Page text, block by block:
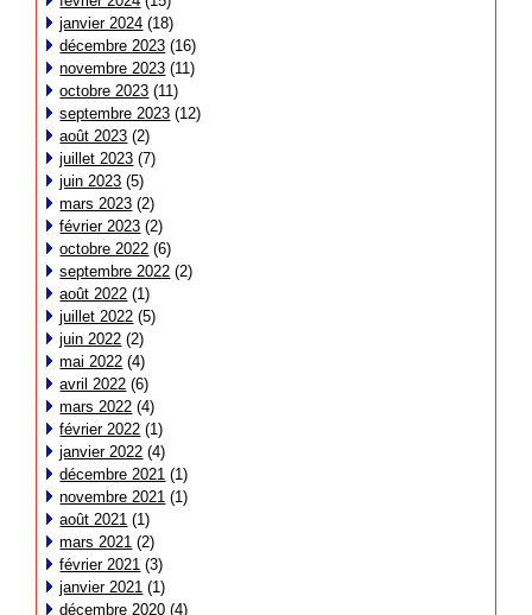
janvier 2024 (18)
décembre 2023 (16)
novembre 2023 (11)
octobre 2023 (11)
septembre 2023 (12)
août 2023 (2)
juillet 2023 (7)
juin 2023 (5)
mars 2023 (2)
février 2023 (2)
octobre 2022 (6)
septembre 2022 (2)
août 2022 (1)
juillet 2022 (5)
juin 2022 (2)
mai 2022 (4)
avril 2022 (6)
mars 2022 (4)
février 2022 (1)
janvier 2022 (4)
décembre 2021 (1)
novembre 2021 (1)
août 2021 (1)
mars 2021 (2)
février 2021 (3)
janvier 2021 (1)
décembre 2020 (4)